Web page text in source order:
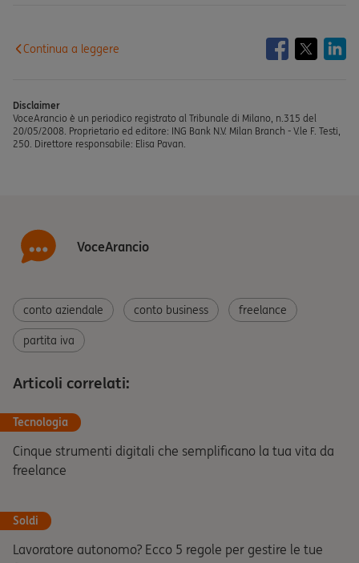
Continua a leggere
Disclaimer
VoceArancio è un periodico registrato al Tribunale di Milano, n.315 del
20/05/2008. Proprietario ed editore: ING Bank N.V. Milan Branch - V.le F. Testi,
250. Direttore responsabile: Elisa Pavan.
VoceArancio
conto aziendale conto business freelance
partita iva
Articoli correlati:
Tecnologia
Cinque strumenti digitali che semplificano la tua vita da
freelance
Soldi
Lavoratore autonomo? Ecco 5 regole per gestire le tue